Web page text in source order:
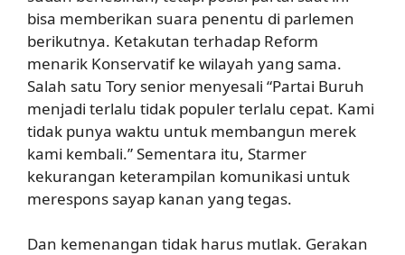
bisa memberikan suara penentu di parlemen
berikutnya. Ketakutan terhadap Reform
menarik Konservatif ke wilayah yang sama.
Salah satu Tory senior menyesali “Partai Buruh
menjadi terlalu tidak populer terlalu cepat. Kami
tidak punya waktu untuk membangun merek
kami kembali.” Sementara itu, Starmer
kekurangan keterampilan komunikasi untuk
merespons sayap kanan yang tegas.
Dan kemenangan tidak harus mutlak. Gerakan